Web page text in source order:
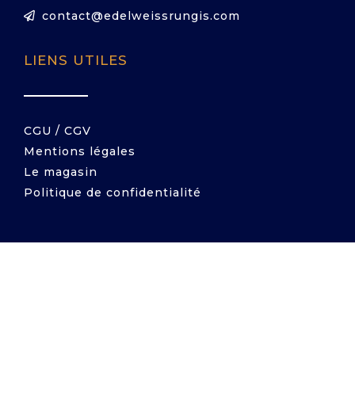
contact@edelweissrungis.com
LIENS UTILES
CGU / CGV
Mentions légales
Le magasin
Politique de confidentialité